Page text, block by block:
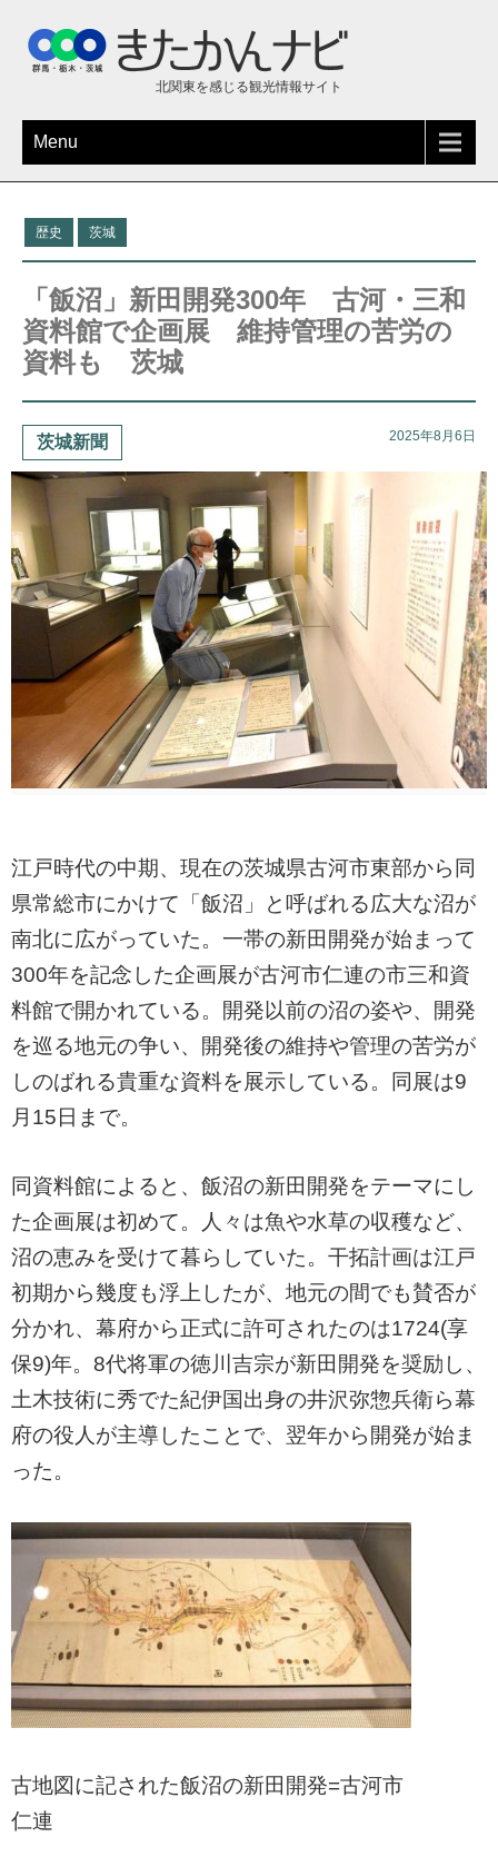
北関東を感じる観光情報サイト
Menu
歴史 茨城
「飯沼」新田開発300年 古河・三和
資料館で企画展 維持管理の苦労の
資料も 茨城
茨城新聞 2025年8月6日
江戸時代の中期、現在の茨城県古河市東部から同
県常総市にかけて「飯沼」と呼ばれる広大な沼が
南北に広がっていた。一帯の新田開発が始まって
300年を記念した企画展が古河市仁連の市三和資
料館で開かれている。開発以前の沼の姿や、開発
を巡る地元の争い、開発後の維持や管理の苦労が
しのばれる貴重な資料を展示している。同展は9
月15日まで。
同資料館によると、飯沼の新田開発をテーマにし
た企画展は初めて。人々は魚や水草の収穫など、
沼の恵みを受けて暮らしていた。干拓計画は江戸
初期から幾度も浮上したが、地元の間でも賛否が
分かれ、幕府から正式に許可されたのは1724(享
保9)年。8代将軍の徳川吉宗が新田開発を奨励し、
土木技術に秀でた紀伊国出身の井沢弥惣兵衛ら幕
府の役人が主導したことで、翌年から開発が始ま
った。
古地図に記された飯沼の新田開発=古河市
仁連